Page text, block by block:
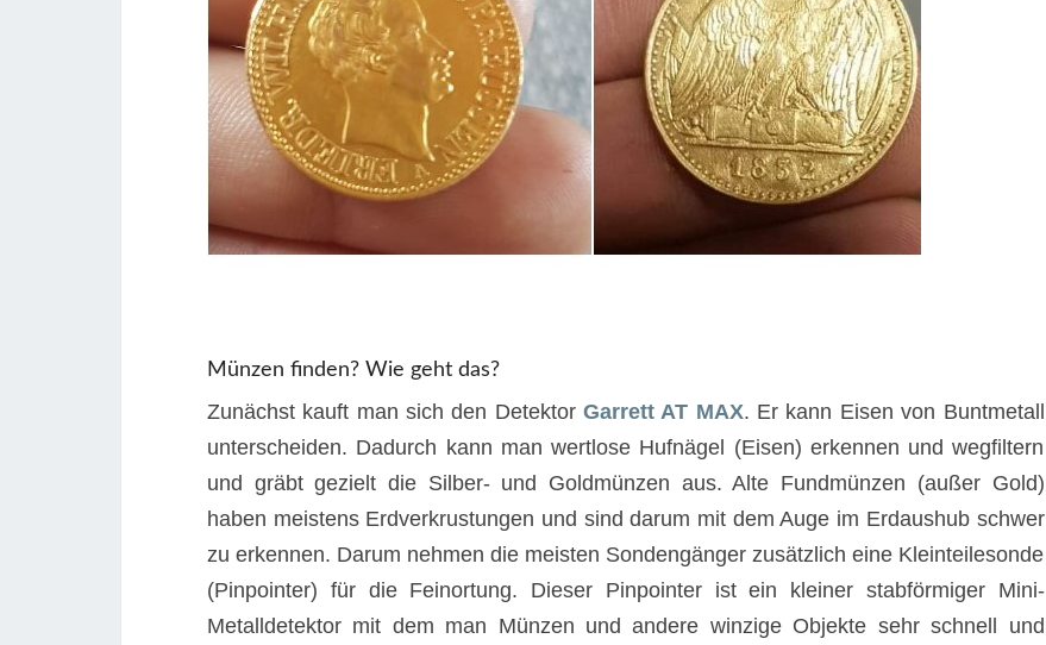
Münzen finden? Wie geht das?
Zunächst kauft man sich den DetektorGarrett AT MAX. Er kann Eisen von Buntmetall
unterscheiden. Dadurch kann man wertlose Hufnägel (Eisen) erkennen und wegfiltern
und gräbt gezielt die Silber- und Goldmünzen aus. Alte Fundmünzen (außer Gold)
haben meistens Erdverkrustungen und sind darum mit dem Auge im Erdaushub schwer
zu erkennen. Darum nehmen die meisten Sondengänger zusätzlich eine Kleinteilesonde
(Pinpointer) für die Feinortung. Dieser Pinpointer ist ein kleiner stabförmiger Mini-
Metalldetektor mit dem man Münzen und andere winzige Objekte sehr schnell und